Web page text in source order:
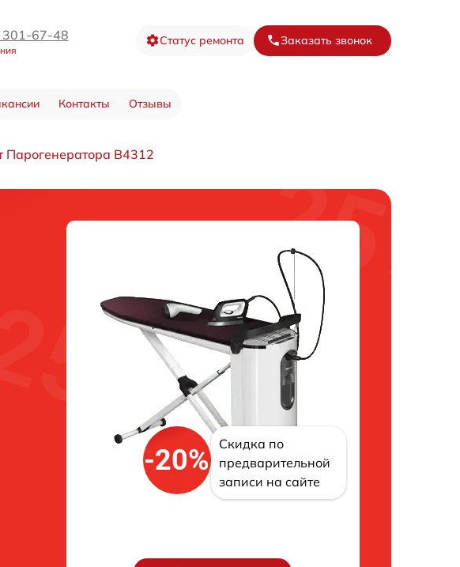
301-67-48 Статус ремонта Заказать звонок
Контакты Отзывы
Парогенератора B4312
-20%
Скидка по
предварительной
записи на сайте